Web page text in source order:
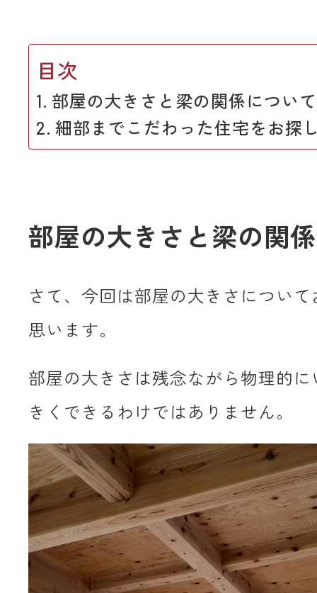
目次
部屋の大きさと梁の関係について
細部までこだわった住宅をお探
部屋の大きさと梁の関
さて、今回は部屋の大きさについ
思います。
部屋の大きさは残念ながら物理的
きくできるわけではありません。